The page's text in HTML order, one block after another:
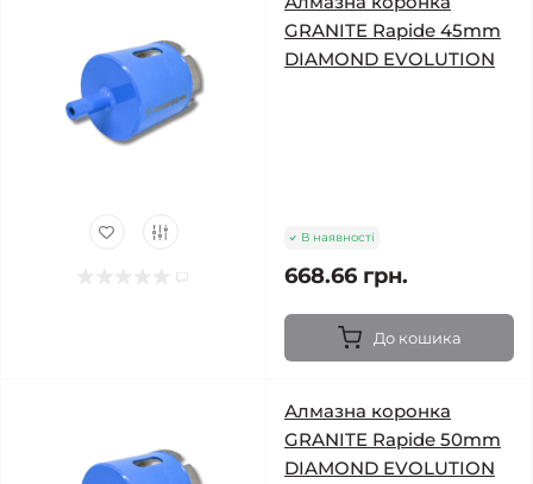
GRANITE Rapide 45mm
DIAMOND EVOLUTION
В наявності
668.66 грн.
До кошика
Алмазна коронка
GRANITE Rapide 50mm
DIAMOND EVOLUTION